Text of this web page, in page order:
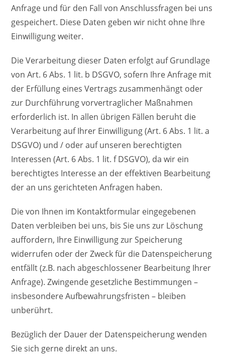
Anfrage und für den Fall von Anschlussfragen bei uns
gespeichert. Diese Daten geben wir nicht ohne Ihre
Einwilligung weiter.
Die Verarbeitung dieser Daten erfolgt auf Grundlage
von Art. 6 Abs. 1 lit. b DSGVO, sofern Ihre Anfrage mit
der Erfüllung eines Vertrags zusammenhängt oder
zur Durchführung vorvertraglicher Maßnahmen
erforderlich ist. In allen übrigen Fällen beruht die
Verarbeitung auf Ihrer Einwilligung (Art. 6 Abs. 1 lit. a
DSGVO) und / oder auf unseren berechtigten
Interessen (Art. 6 Abs. 1 lit. f DSGVO), da wir ein
berechtigtes Interesse an der effektiven Bearbeitung
der an uns gerichteten Anfragen haben.
Die von Ihnen im Kontaktformular eingegebenen
Daten verbleiben bei uns, bis Sie uns zur Löschung
auffordern, Ihre Einwilligung zur Speicherung
widerrufen oder der Zweck für die Datenspeicherung
entfällt (z.B. nach abgeschlossener Bearbeitung Ihrer
Anfrage). Zwingende gesetzliche Bestimmungen –
insbesondere Aufbewahrungsfristen – bleiben
unberührt.
Bezüglich der Dauer der Datenspeicherung wenden
Sie sich gerne direkt an uns.